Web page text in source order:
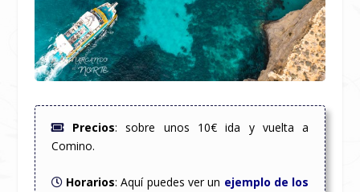
Precios: sobre unos 10€ ida y vuelta a
Comino.
Horarios:Aquí puedes ver un ejemplo de los